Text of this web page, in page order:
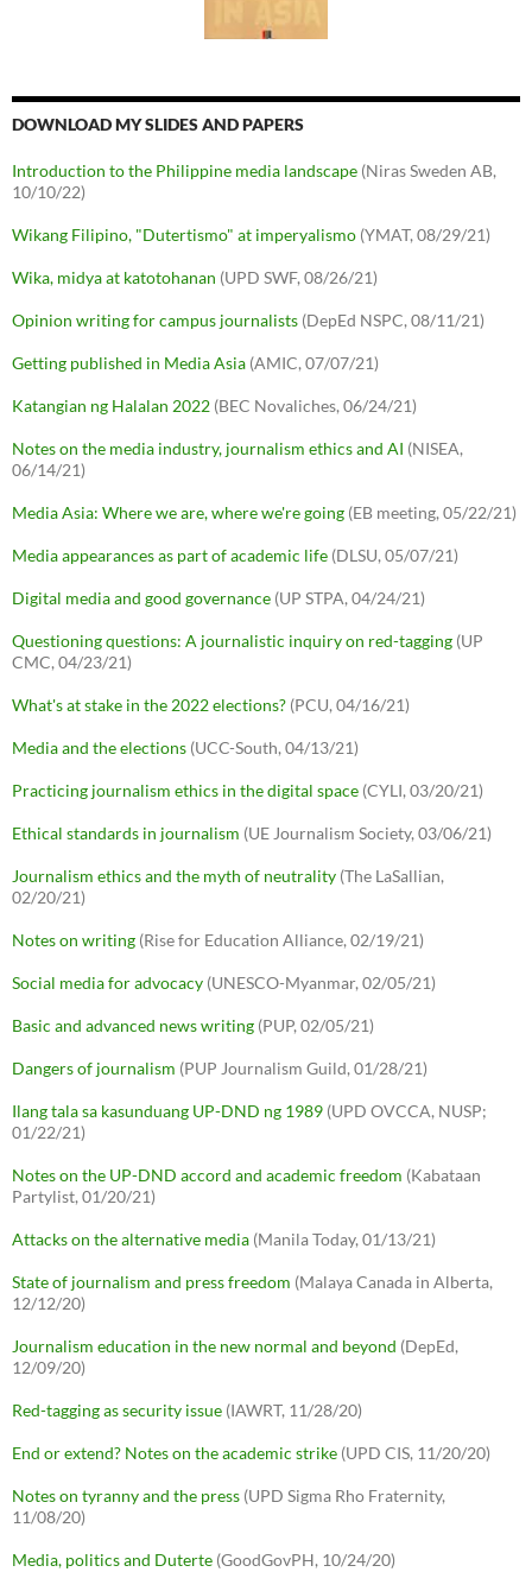
DOWNLOAD MY SLIDES AND PAPERS
Introduction to the Philippine media landscape (Niras Sweden AB,
10/10/22)
Wikang Filipino, "Dutertismo" at imperyalismo (YMAT, 08/29/21)
Wika, midya at katotohanan (UPD SWF, 08/26/21)
Opinion writing for campus journalists (DepEd NSPC, 08/11/21)
Getting published in Media Asia (AMIC, 07/07/21)
Katangian ng Halalan 2022 (BEC Novaliches, 06/24/21)
Notes on the media industry, journalism ethics and AI (NISEA,
06/14/21)
Media Asia: Where we are, where we're going (EB meeting, 05/22/21)
Media appearances as part of academic life (DLSU, 05/07/21)
Digital media and good governance (UP STPA, 04/24/21)
Questioning questions: A journalistic inquiry on red-tagging (UP
CMC, 04/23/21)
What's at stake in the 2022 elections? (PCU, 04/16/21)
Media and the elections (UCC-South, 04/13/21)
Practicing journalism ethics in the digital space (CYLI, 03/20/21)
Ethical standards in journalism (UE Journalism Society, 03/06/21)
Journalism ethics and the myth of neutrality (The LaSallian,
02/20/21)
Notes on writing (Rise for Education Alliance, 02/19/21)
Social media for advocacy (UNESCO-Myanmar, 02/05/21)
Basic and advanced news writing (PUP, 02/05/21)
Dangers of journalism (PUP Journalism Guild, 01/28/21)
Ilang tala sa kasunduang UP-DND ng 1989 (UPD OVCCA, NUSP;
01/22/21)
Notes on the UP-DND accord and academic freedom (Kabataan
Partylist, 01/20/21)
Attacks on the alternative media (Manila Today, 01/13/21)
State of journalism and press freedom (Malaya Canada in Alberta,
12/12/20)
Journalism education in the new normal and beyond (DepEd,
12/09/20)
Red-tagging as security issue (IAWRT, 11/28/20)
End or extend? Notes on the academic strike (UPD CIS, 11/20/20)
Notes on tyranny and the press (UPD Sigma Rho Fraternity,
11/08/20)
Media, politics and Duterte (GoodGovPH, 10/24/20)